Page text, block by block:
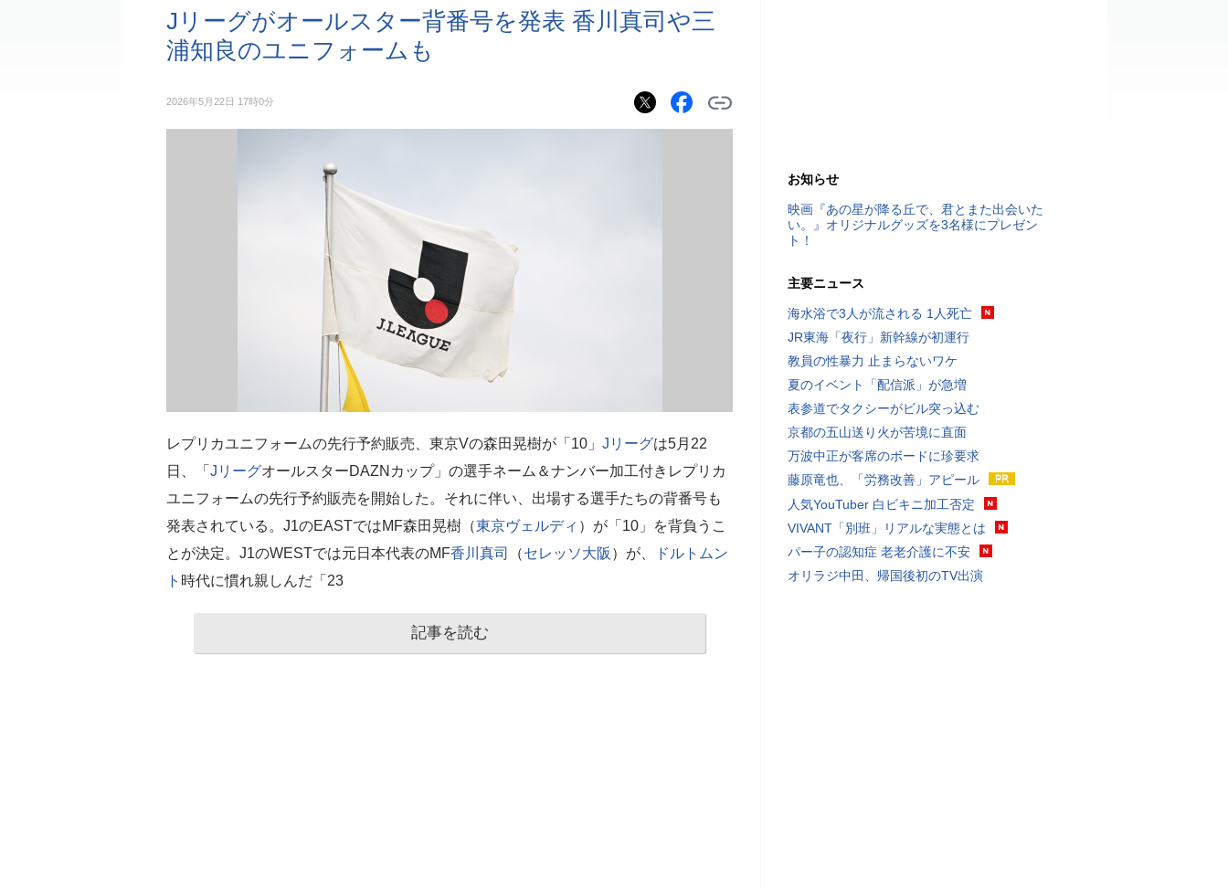
Jリーグがオールスター背番号を発表 香川真司や三
浦知良のユニフォームも
2026年5月22日 17時0分
レプリカユニフォームの先行予約販売、東京Vの森田晃樹が「10」 Jリーグは5月22
日、「 JリーグオールスターDAZNカップ」の選手ネーム＆ナンバー加工付きレプリカ
ユニフォームの先行予約販売を開始した。それに伴い、出場する選手たちの背番号も
発表されている。J1のEASTではMF森田晃樹（東京ヴェルディ ）が「10」を背負うこ
とが決定。J1のWESTでは元日本代表のMF香川真司 （セレッソ大阪 ）が、
ドルトムン
ト 時代に慣れ親しんだ「23
記事を読む
お知らせ
映画『あの星が降る丘で、君とまた出会いた
い。』オリジナルグッズを3名様にプレゼン
ト！
主要ニュース
海水浴で3人が流される 1人死亡
JR東海「夜行」新幹線が初運行
教員の性暴力 止まらないワケ
夏のイベント「配信派」が急増
表参道でタクシーがビル突っ込む
京都の五山送り火が苦境に直面
万波中正が客席のボードに珍要求
藤原竜也、「労務改善」アピール
人気YouTuber 白ビキニ加工否定
VIVANT「別班」リアルな実態とは
パー子の認知症 老老介護に不安
オリラジ中田、帰国後初のTV出演